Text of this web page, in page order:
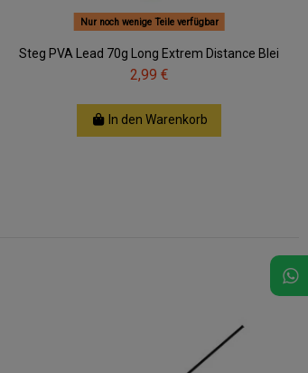
Nur noch wenige Teile verfügbar
Steg PVA Lead 70g Long Extrem Distance Blei
2,99 €
In den Warenkorb